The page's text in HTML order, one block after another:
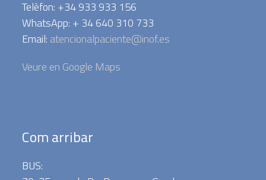
Telèfon: +34 933 933 156
WhatsApp: + 34 640 310 733
Email: atencionalpaciente@inof.es
Veure en Google Maps
Com arribar
BUS: